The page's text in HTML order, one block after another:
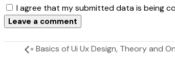
I agree that my submitted data is being
«Basics of Ui Ux Design, Theory and